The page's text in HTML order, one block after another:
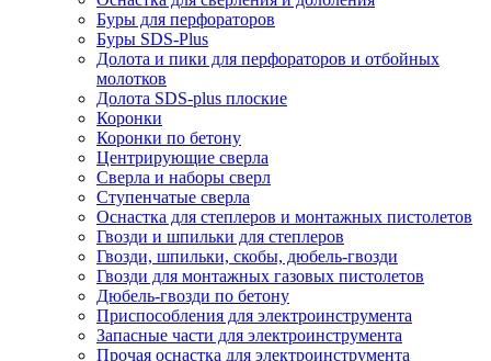
Буры для перфораторов
Буры SDS-Plus
Долота и пики для перфораторов и отбойных
молотков
Долота SDS-plus плоские
Коронки
Коронки по бетону
Центрирующие сверла
Сверла и наборы сверл
Ступенчатые сверла
Оснастка для степлеров и монтажных пистолетов
Гвозди и шпильки для степлеров
Гвозди, шпильки, скобы, дюбель-гвозди
Гвозди для монтажных газовых пистолетов
Дюбель-гвозди по бетону
Приспособления для электроинструмента
Запасные части для электроинструмента
Прочая оснастка для электроинструмента